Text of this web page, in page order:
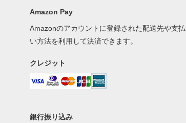
Amazon Pay
Amazonのアカウントに登録された配送先や支払
い方法を利用して決済できます。
クレジット
銀行振り込み